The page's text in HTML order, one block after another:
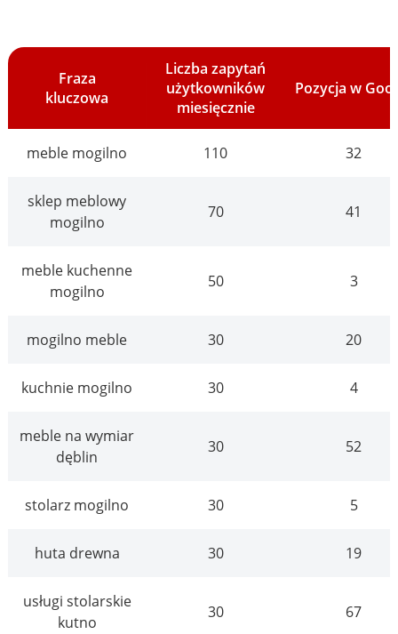
Fraza
kluczowa
Liczba zapytań
użytkowników
miesięcznie
Pozycja w
meble mogilno 110 32
sklep meblowy
mogilno
70 41
meble kuchenne
mogilno
50 3
mogilno meble 30 20
kuchnie mogilno 30 4
meble na wymiar
dęblin
30 52
stolarz mogilno 30 5
huta drewna 30 19
usługi stolarskie
kutno
30 67